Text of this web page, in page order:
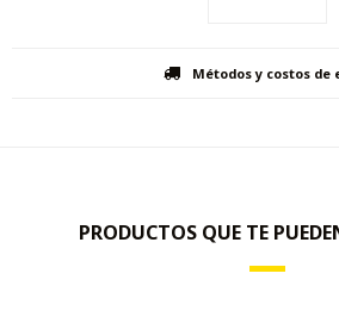
Métodos y costos de
PRODUCTOS QUE TE